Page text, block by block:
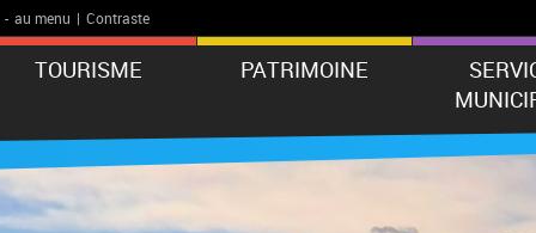
- au menu | Contraste
TOURISME PATRIMOINE